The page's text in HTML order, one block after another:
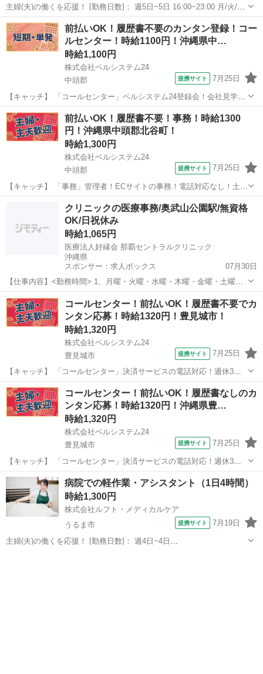
主婦(夫)の働くを応援！ [勤務日数]： 週5日~5日 16:00~23:00 月/火/水/
木/金 [勤務地・最寄駅]： 沖縄県那覇市与儀周辺の病院 株式会社ルフ
ト・メディカルケア 安里駅徒歩15分 [職種名]：病院で...
沖縄 那覇市 受付
前払いOK！履歴書不要のカンタン登録！コー
ルセンター！時給1100円！沖縄県中…
時給1,100円
株式会社ベルシステム24
中頭郡
提携サイト 7月25日
【キャッチ】 「コールセンター」ベルシステム24登録会！会社見学会
あり！仕事紹介！未経験歓迎！車通勤可 【コメント】 ベルシステム24
なら前払い＆履歴書不要！ 勤務時間や働き方など、あなたのライフス
タイルに合わせたお仕事を...
沖縄 中頭郡 電話対応
前払いOK！履歴書不要！事務！時給1300
円！沖縄県中頭郡北谷町！
時給1,300円
株式会社ベルシステム24
中頭郡
提携サイト 7月25日
【キャッチ】 「事務」管理者！ECサイトの事務！電話対応なし！土日
祝休み！18:00退社 【コメント】 ベルシステム24には経験や資格一切
不問のお仕事も多数(^^♪ ＃扶養内・Wワーク ＃週2のスキマワーク ＃1
一般事務
クリニックの医療事務/奥武山公園駅/無資格
OK/日祝休み
時給1,065円
医療法人好縁会 那覇セントラルクリニック
沖縄県
スポンサー：求人ボックス
07月30日
【仕事内容】<勤務時間> 1、月曜・火曜・水曜・木曜・金曜・土曜・
シフト制 日勤 08:30～12:30 休憩なし 2、月曜・火曜・水曜・木曜・金
曜・土曜・シフト制 日勤 08:30～14:30 休憩60分 3、月曜・火曜・水
曜・...
アルバイト・パート
コールセンター！前払いOK！履歴書不要でカ
ンタン応募！時給1320円！豊見城市！
時給1,320円
株式会社ベルシステム24
豊見城市
提携サイト 7月25日
【キャッチ】 「コールセンター」決済サービスの電話対応！週休3日
OK！未経験歓迎！8月開始！車通勤OK 【コメント】 ベルシステム24
には経験や資格一切不問のお仕事も多数(^^♪ ＃扶養内・Wワーク ＃週
2のスキマワーク...
沖縄 豊見城市 電話対応
コールセンター！前払いOK！履歴書なしのカ
ンタン応募！時給1320円！沖縄県豊…
時給1,320円
株式会社ベルシステム24
豊見城市
提携サイト 7月25日
【キャッチ】 「コールセンター」決済サービスの電話対応！週休3日
OK！未経験歓迎！8月開始！車通勤OK 【コメント】 ベルシステム24
なら前払い＆履歴書不要！ 勤務時間や働き方など、あなたのライフス
タイルに合わせたお仕事を...
沖縄 豊見城市 電話対応
病院での軽作業・アシスタント（1日4時間）
時給1,300円
株式会社ルフト・メディカルケア
うるま市
提携サイト 7月19日
主婦(夫)の働くを応援！ [勤務日数]： 週4日~4日